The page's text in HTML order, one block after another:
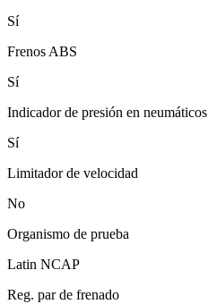
Sí
Frenos ABS
Sí
Indicador de presión en neumáticos
Sí
Limitador de velocidad
No
Organismo de prueba
Latin NCAP
Reg. par de frenado